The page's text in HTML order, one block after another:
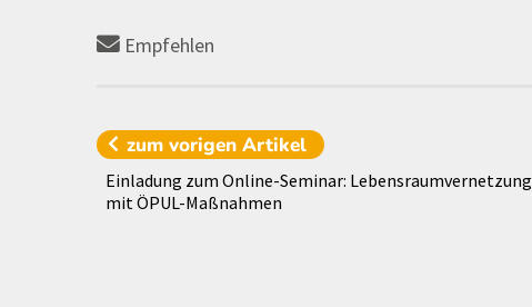
Empfehlen
zum vorigenArtikel
Einladung zum Online-Seminar: Lebensraumvernetzung
mit ÖPUL-Maßnahmen